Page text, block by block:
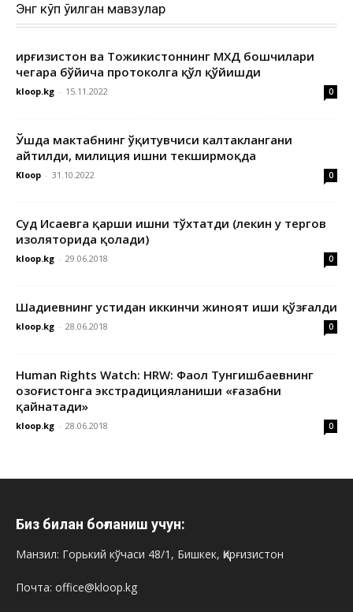
Энг кўп ўқилган мавзулар
Қирғизистон ва Тожикистоннинг МХДҚ бошчилари
чегара бўйича протоколга қўл қўйишди
kloop.kg - 15.11.2022 0
Ўшда мактабнинг ўқитувчиси калтаклангани
айтилди, милиция ишни текширмоқда
Kloop - 31.10.2022 0
Суд Исаевга қарши ишни тўхтатди (лекин у тергов
изоляторида қолади)
kloop.kg - 29.06.2018 0
Шадиевнинг устидан иккинчи жиноят иши қўзғалди
kloop.kg - 28.06.2018 0
Human Rights Watch: HRW: Фаол Тунгишбаевнинг
Қозоғистонга экстрадицияланиши «ғазабни
қайнатади»
kloop.kg - 28.06.2018 0
Биз билан боғланиш учун:
Манзил: Горький кўчаси 48/1, Бишкек, Қирғизистон
Почта: office@kloop.kg